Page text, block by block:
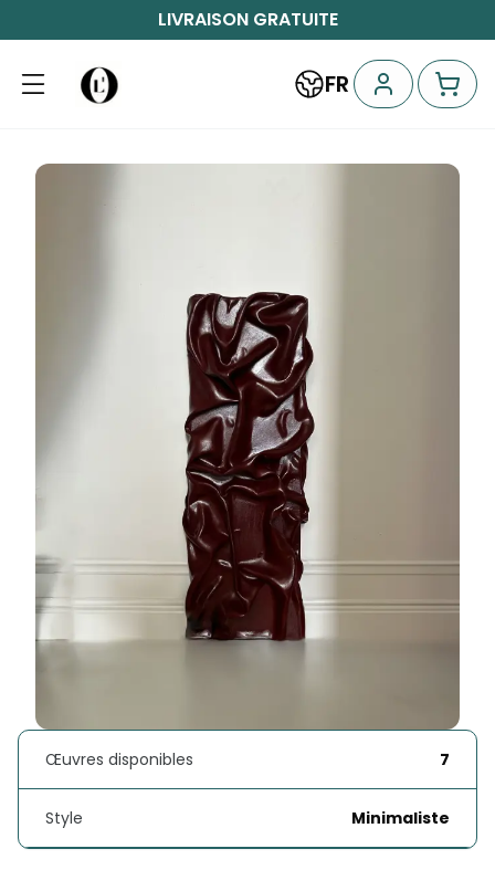
LIVRAISON GRATUITE
FR
Œuvres disponibles 7
Style Minimaliste